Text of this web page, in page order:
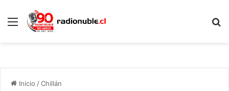
Menú
Inicio /Chillán